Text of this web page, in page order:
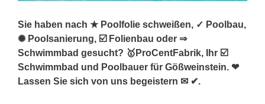
Sie haben nach ★ Poolfolie schweißen, ✓ Poolbau,
✺ Poolsanierung, ☑️ Folienbau oder ⇒
Schwimmbad gesucht? 🥇ProCentFabrik, Ihr ☑️
Schwimmbad und Poolbauer für Gößweinstein. ❤
Lassen Sie sich von uns begeistern ✉ ✔.